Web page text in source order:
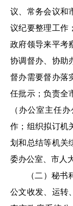
议、常务会议和
议纪要整理工作
政府领导来平考
协调督办、协助
督办需要督办落
任批示；负责全
（办公室主任
作；组织拟订机
划和总结等机关
委办公室、市人
（二）秘
公文收发、运转